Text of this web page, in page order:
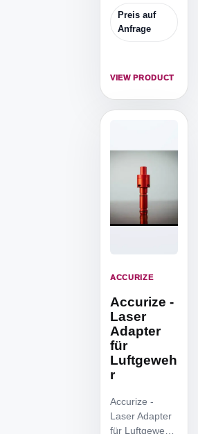
der.308-
Ausführung
und kompatibel
Pistolen.
Preis auf
Anfrage
VIEW PRODUCT
ACCURIZE
Accurize -
Laser
Adapter
für
Luftgeweh
r
Accurize -
Laser Adapter
für Luftgewehr